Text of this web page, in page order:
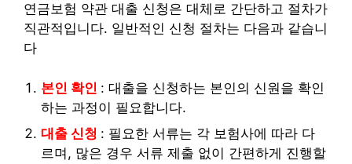
연금보험 약관 대출 신청은 대체로 간단하고 절차가
직관적입니다. 일반적인 신청 절차는 다음과 같습니
다
본인 확인 : 대출을 신청하는 본인의 신원을 확인
하는 과정이 필요합니다.
대출 신청 : 필요한 서류는 각 보험사에 따라 다
르며, 많은 경우 서류 제출 없이 간편하게 진행할